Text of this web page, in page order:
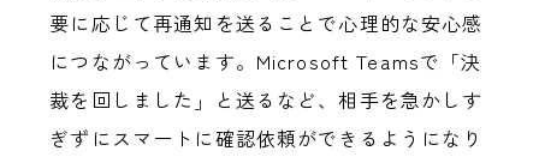
要に応じて再通知を送ることで心理的な安心感
につながっています。Microsoft Teamsで「決
裁を回しました」と送るなど、相手を急かしす
ぎずにスマートに確認依頼ができるようになり